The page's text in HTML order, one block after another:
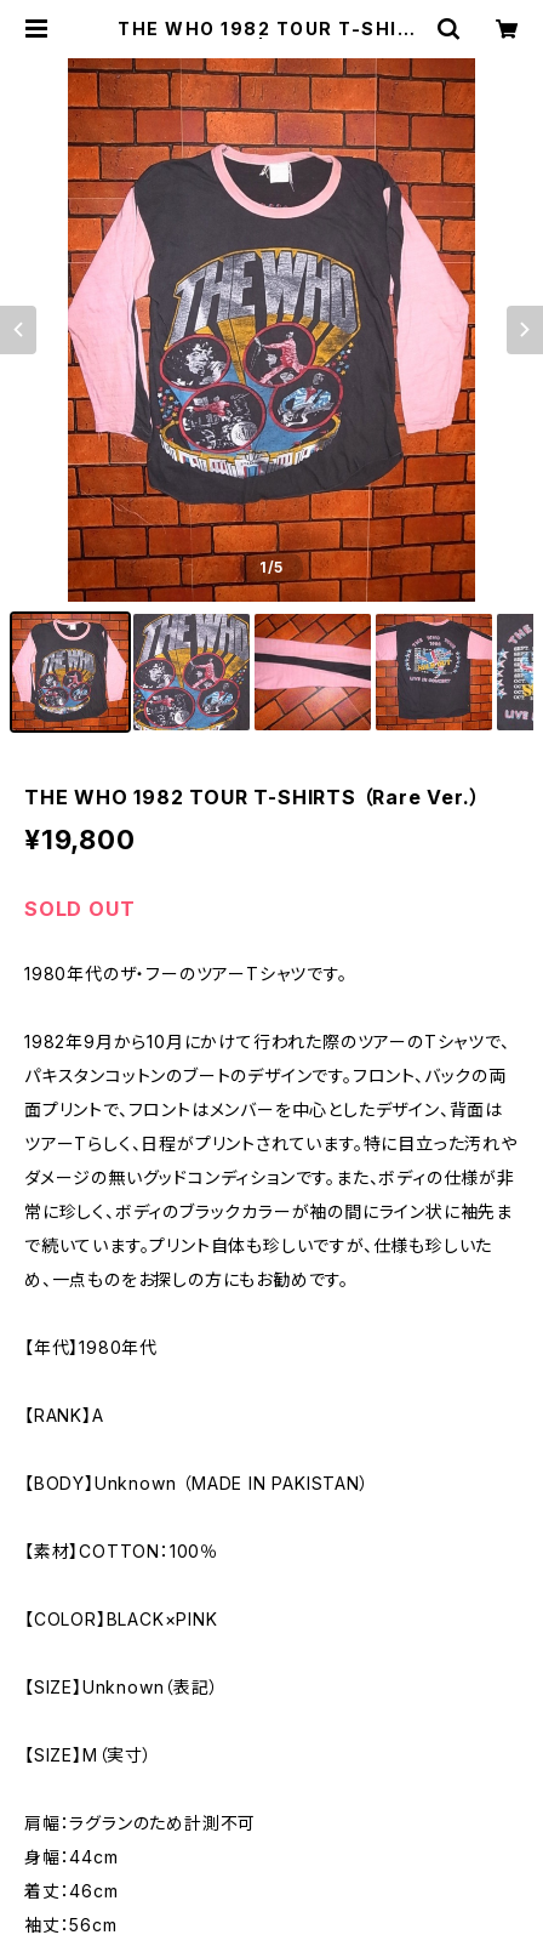
THE WHO 1982 TOUR T-SHIRT
ン）
1/5
THE WHO 1982 TOUR T-SHIRTS （Rare Ver.）
¥19,800
SOLD OUT
1980年代のザ・フーのツアーTシャツです。
1982年9月から10月にかけて行われた際のツアーのTシャツで、
パキスタンコットンのブートのデザインです。フロント、バックの両
面プリントで、フロントはメンバーを中心としたデザイン、背面は
ツアーTらしく、日程がプリントされています。特に目立った汚れや
ダメージの無いグッドコンディションです。また、ボディの仕様が非
常に珍しく、ボディのブラックカラーが袖の間にライン状に袖先ま
で続いています。プリント自体も珍しいですが、仕様も珍しいた
め、一点ものをお探しの方にもお勧めです。
【年代】1980年代
【RANK】A
【BODY】Unknown （MADE IN PAKISTAN）
【素材】COTTON：100％
【COLOR】BLACK×PINK
【SIZE】Unknown（表記）
【SIZE】M（実寸）
肩幅：ラグランのため計測不可
身幅：44cm
着丈：46cm
袖丈：56cm